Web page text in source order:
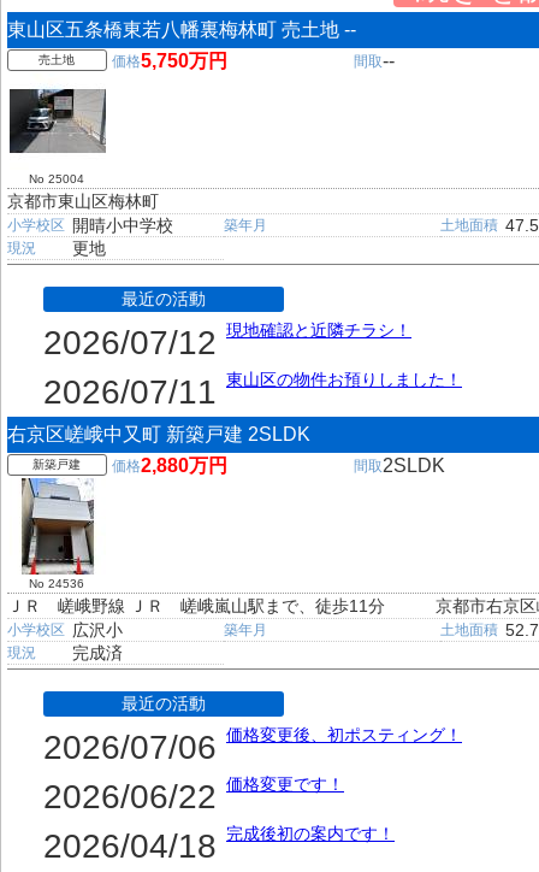
東山区五条橋東若八幡裏梅林町 売土地 --
売土地
No 25004
価格5,750万円 間取--
京都市東山区梅林町
小学校区 開晴小中学校 築年月 土地面積
現況 更地
最近の活動
2026/07/12 現地確認と近隣チラシ！
2026/07/11 東山区の物件お預りしました！
右京区嵯峨中又町 新築戸建 2SLDK
新築戸建
No 24536
価格2,880万円 間取2SLDK
ＪＲ 嵯峨野線 ＪＲ 嵯峨嵐山駅まで、徒歩11分 京都市右京
小学校区 広沢小 築年月 土地面積
現況 完成済
最近の活動
2026/07/06 価格変更後、初ポスティング！
2026/06/22 価格変更です！
2026/04/18 完成後初の案内です！